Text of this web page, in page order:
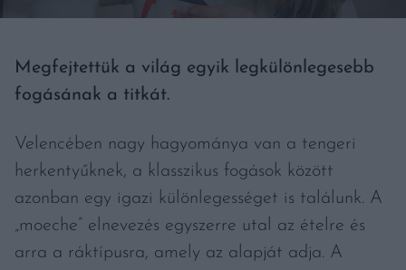
Megfejtettük a világ egyik legkülönlegesebb
fogásának a titkát.
Velencében nagy hagyománya van a tengeri
herkentyűknek, a klasszikus fogások között
azonban egy igazi különlegességet is találunk. A
„moeche” elnevezés egyszerre utal az ételre és
arra a ráktípusra, amely az alapját adja. A